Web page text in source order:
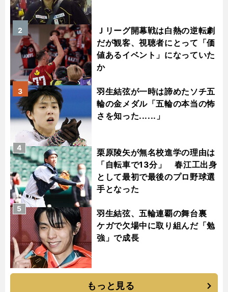
Ｊリーグ開幕戦は白熱の逆転劇
だが観客、視聴者にとって「価
値あるイベント」になっていた
か
2
羽生結弦が一時は諦めたソチ五
輪の金メダル「五輪の本当の怖
さを知った......」
3
栗原陵矢が無名校進学の理由は
「自転車で13分」 春江工出身
として最初で最後のプロ野球選
手となった
4
羽生結弦、五輪連覇の舞台裏
ケガで欠場中に取り組んだ「勉
強」で成長
5
もっと見る